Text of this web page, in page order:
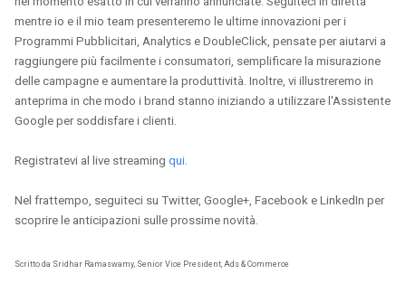
mentre io e il mio team presenteremo le ultime innovazioni per i
Programmi Pubblicitari, Analytics e DoubleClick, pensate per aiutarvi a
raggiungere più facilmente i consumatori, semplificare la misurazione
delle campagne e aumentare la produttività. Inoltre, vi illustreremo in
anteprima in che modo i brand stanno iniziando a utilizzare l'Assistente
Google per soddisfare i clienti.
Registratevi al live streaming qui.
Nel frattempo, seguiteci su Twitter, Google+, Facebook e LinkedIn per
scoprire le anticipazioni sulle prossime novità.
Scritto da Sridhar Ramaswamy, Senior Vice President, Ads & Commerce